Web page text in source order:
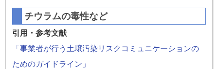
チウラムの毒性など
引用・参考文献
「事業者が行う土壌汚染リスクコミュニケーションの
ためのガイドライン」